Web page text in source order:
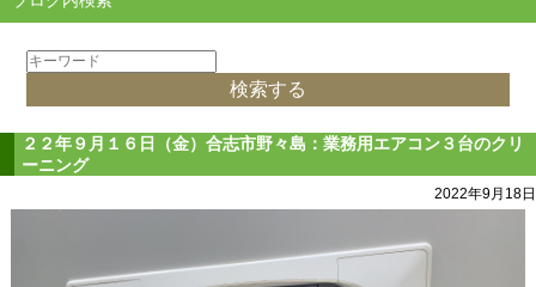
２２年９月１６日（金）合志市野々島：業務用エアコン３台のクリ
ーニング
2022年9月18日